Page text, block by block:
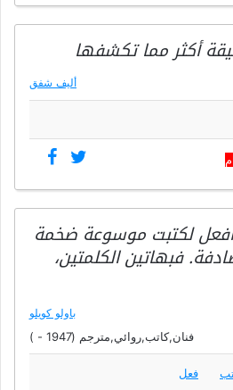
أكثر مما تكشفها
أليف شفق
لكتبت موسوعة ضخمة
فبهاتين الكلمتين،
باولو كويلو
فنان,كاتب,روائي,مترجم (1947 - )
فعل